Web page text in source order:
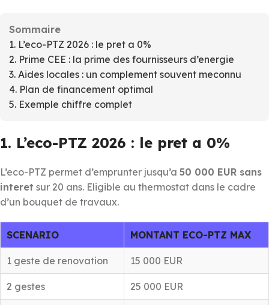
Sommaire
1. L’eco-PTZ 2026 : le pret a 0%
2. Prime CEE : la prime des fournisseurs d’energie
3. Aides locales : un complement souvent meconnu
4. Plan de financement optimal
5. Exemple chiffre complet
1. L’eco-PTZ 2026 : le pret a 0%
L’eco-PTZ permet d’emprunter jusqu’a 50 000 EUR sans
interet sur 20 ans. Eligible au thermostat dans le cadre
d’un bouquet de travaux.
SCENARIO MONTANT ECO-PTZ MAX
1 geste de renovation 15 000 EUR
2 gestes 25 000 EUR